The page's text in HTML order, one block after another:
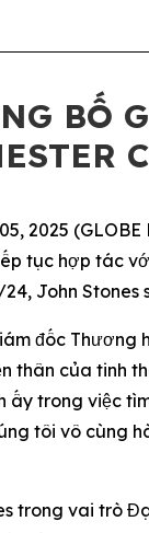
BỐ
05, 2025
tục hợp tác
John
đốc Thương
thân của tinh
ấy trong việc
tôi vô cùng
trong vai trò